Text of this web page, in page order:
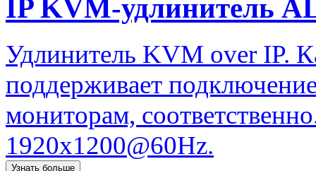
IP KVM-удлинитель
Удлинитель KVM over IP.
поддерживает
мониторам,
1920x1200@60Hz.
Узнать больше